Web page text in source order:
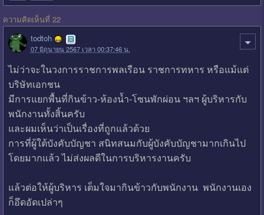
ความคิดเห็นที่ 22
todtoh
07 มิถุนายน 2567 เวลา 00:37:46 น.
ไม่ว่าจะในวงการราชการพลเรือน ราชการทหาร หรือแม้แต่
บริษัทเอกชน
มีการแยกพื้นที่กินข้าว-ห้องน้ำ-โซนพักผ่อน ฯลฯ ผู้บริหารกับ
พนักงานทั้งสิ้นครับ
และผมเห็นว่าเป็นเรื่องที่ถูกแล้วด้วย
การที่ผู้ใต้บังคับบัญชา สนิทสนมกับผู้บังคับบัญชามากเกินไป
โดยมากแล้ว ไม่ส่งผลดีในการบริหารงานครับ
แล้วต่อให้ผู้บริหาร เต็มใจมากินข้าวกับพนักงาน พนักงานเอง
ก็อึดอัดเปล่าๆ